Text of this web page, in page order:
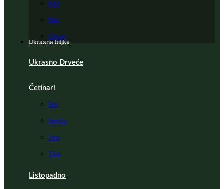
Kivi
Nar
Limun
Ukrasne biljke
Ukrasno Drveće
Četinari
Bor
Smrča
Jela
Tisa
Listopadno